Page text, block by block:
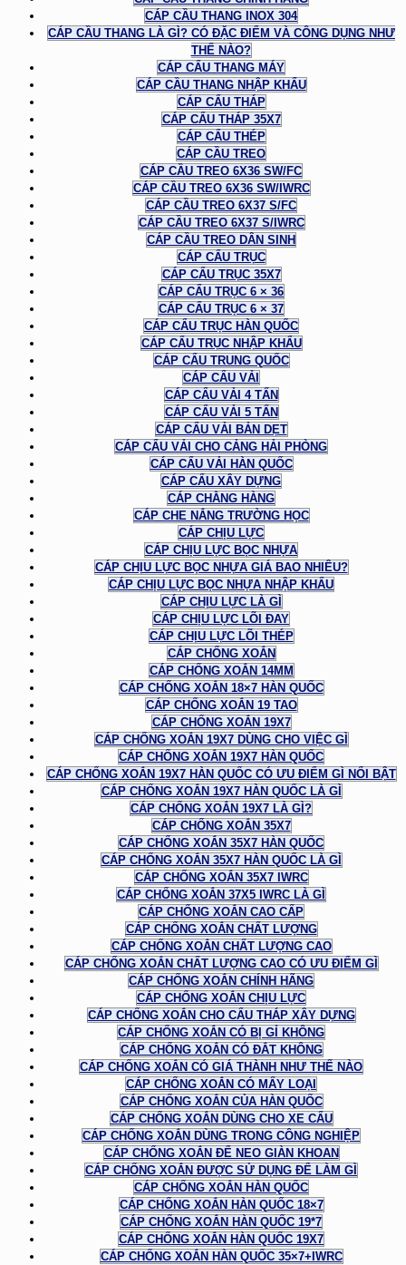
CÁP CẦU THANG INOX 304
CÁP CẦU THANG LÀ GÌ? CÓ ĐẶC ĐIỂM VÀ CÔNG DỤNG NHƯ
THẾ NÀO?
CÁP CẨU THANG MÁY
CÁP CẦU THANG NHẬP KHẨU
CÁP CẨU THÁP
CÁP CẨU THÁP 35X7
CÁP CẨU THÉP
CÁP CẦU TREO
CÁP CẦU TREO 6X36 SW/FC
CÁP CẦU TREO 6X36 SW/IWRC
CÁP CẦU TREO 6X37 S/FC
CÁP CẦU TREO 6X37 S/IWRC
CÁP CẦU TREO DÂN SINH
CÁP CẨU TRỤC
CÁP CẨU TRỤC 35X7
CÁP CẨU TRỤC 6 × 36
CÁP CẨU TRỤC 6 × 37
CÁP CẨU TRỤC HÀN QUỐC
CÁP CẨU TRỤC NHẬP KHẨU
CÁP CẨU TRUNG QUỐC
CÁP CẨU VẢI
CÁP CẨU VẢI 4 TẤN
CÁP CẨU VẢI 5 TẤN
CÁP CẨU VẢI BẢN DẸT
CÁP CẨU VẢI CHO CẢNG HẢI PHÒNG
CÁP CẨU VẢI HÀN QUỐC
CÁP CẨU XÂY DỰNG
CÁP CHẰNG HÀNG
CÁP CHE NẮNG TRƯỜNG HỌC
CÁP CHỊU LỰC
CÁP CHỊU LỰC BỌC NHỰA
CÁP CHỊU LỰC BỌC NHỰA GIÁ BAO NHIÊU?
CÁP CHỊU LỰC BỌC NHỰA NHẬP KHẨU
CÁP CHỊU LỰC LÀ GÌ
CÁP CHỊU LỰC LÕI ĐAY
CÁP CHỊU LỰC LÕI THÉP
CÁP CHỐNG XOẮN
CÁP CHỐNG XOẮN 14MM
CÁP CHỐNG XOẮN 18×7 HÀN QUỐC
CÁP CHỐNG XOẮN 19 TAO
CÁP CHỐNG XOẮN 19X7
CÁP CHỐNG XOẮN 19X7 DÙNG CHO VIỆC GÌ
CÁP CHỐNG XOẮN 19X7 HÀN QUỐC
CÁP CHỐNG XOẮN 19X7 HÀN QUỐC CÓ ƯU ĐIỂM GÌ NỔI BẬT
CÁP CHỐNG XOẮN 19X7 HÀN QUỐC LÀ GÌ
CÁP CHỐNG XOẮN 19X7 LÀ GÌ?
CÁP CHỐNG XOẮN 35X7
CÁP CHỐNG XOẮN 35X7 HÀN QUỐC
CÁP CHỐNG XOẮN 35X7 HÀN QUỐC LÀ GÌ
CÁP CHỐNG XOẮN 35X7 IWRC
CÁP CHỐNG XOẮN 37X5 IWRC LÀ GÌ
CÁP CHỐNG XOẮN CAO CẤP
CÁP CHỐNG XOẮN CHẤT LƯỢNG
CÁP CHỐNG XOẮN CHẤT LƯỢNG CAO
CÁP CHỐNG XOẮN CHẤT LƯỢNG CAO CÓ ƯU ĐIỂM GÌ
CÁP CHỐNG XOẮN CHÍNH HÃNG
CÁP CHỐNG XOẮN CHỊU LỰC
CÁP CHỐNG XOẮN CHO CẨU THÁP XÂY DỰNG
CÁP CHỐNG XOẮN CÓ BỊ GỈ KHÔNG
CÁP CHỐNG XOẮN CÓ ĐẮT KHÔNG
CÁP CHỐNG XOẮN CÓ GIÁ THÀNH NHƯ THẾ NÀO
CÁP CHỐNG XOẮN CÓ MẤY LOẠI
CÁP CHỐNG XOẮN CỦA HÀN QUỐC
CÁP CHỐNG XOẮN DÙNG CHO XE CẨU
CÁP CHỐNG XOẮN DÙNG TRONG CÔNG NGHIỆP
CÁP CHỐNG XOẮN ĐỂ NEO GIÀN KHOAN
CÁP CHỐNG XOẮN ĐƯỢC SỬ DỤNG ĐỂ LÀM GÌ
CÁP CHỐNG XOẮN HÀN QUỐC
CÁP CHỐNG XOẮN HÀN QUỐC 18×7
CÁP CHỐNG XOẮN HÀN QUỐC 19*7
CÁP CHỐNG XOẮN HÀN QUỐC 19X7
CÁP CHỐNG XOẮN HÀN QUỐC 35×7+IWRC